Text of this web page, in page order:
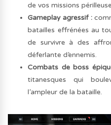
de vos missions
Gameplay agressif :
batailles effrénées au
de survivre à des
déferlante d’ennemis.
Combats de boss
titanesques qui
l’ampleur de la bataille.